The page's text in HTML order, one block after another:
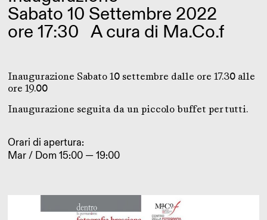
Sabato 10 Settembre 2022
ore 17:30 A cura di Ma.Co.f
Inaugurazione Sabato 10 settembre dalle ore 17.30 alle
ore 19.00
Inaugurazione seguita da un piccolo buffet per tutti.
Orari di apertura:
Mar / Dom 15:00 — 19:00